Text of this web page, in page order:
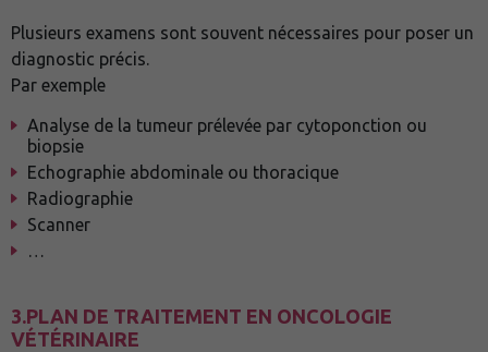
Plusieurs examens sont souvent nécessaires pour poser un
diagnostic précis.
Par exemple
Analyse de la tumeur prélevée par cytoponction ou
biopsie
Echographie abdominale ou thoracique
Radiographie
Scanner
…
3.PLAN DE TRAITEMENT EN ONCOLOGIE
VÉTÉRINAIRE